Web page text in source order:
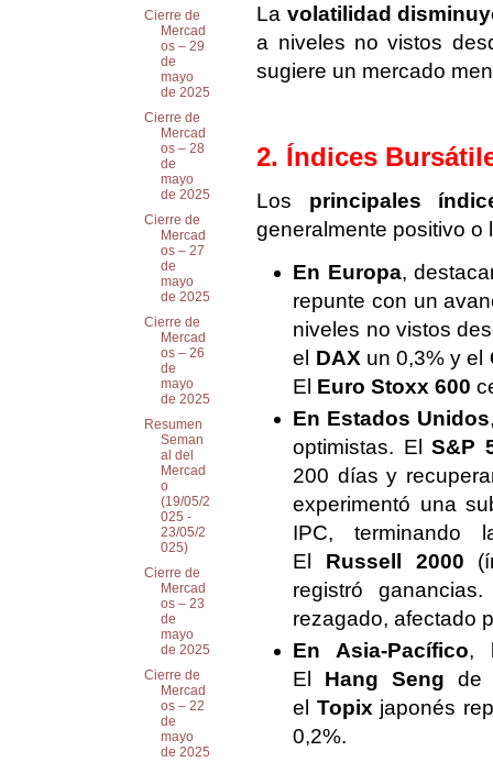
La volatilidad
a niveles no vistos
sugiere un mercado
2. Índices
Los principales
generalmente positivo o
En Europa,
repunte con un
niveles no vistos
el DAX un 0,3% y el
El Euro Stoxx 600
En Estados Unidos
optimistas. ElS&P
200 días y
experimentó una
IPC, terminando
El Russell 2000
registró
rezagado, afectado
En Asia-Pacífico,
El Hang Seng de
el Topixjaponés
0,2%.
Cierre de
Mercad
os – 29
de
mayo
de 2025
Cierre de
Mercad
os – 28
de
mayo
de 2025
Cierre de
Mercad
os – 27
de
mayo
de 2025
Cierre de
Mercad
os – 26
de
mayo
de 2025
Resumen
Seman
al del
Mercad
o
(19/05/2
025 -
23/05/2
025)
Cierre de
Mercad
os – 23
de
mayo
de 2025
Cierre de
Mercad
os – 22
de
mayo
de 2025